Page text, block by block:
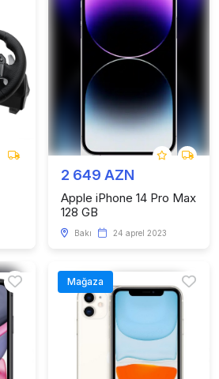
2 649 AZN
Apple iPhone 14 Pro Max
128 GB
Bakı 24 aprel 2023
Mağaza